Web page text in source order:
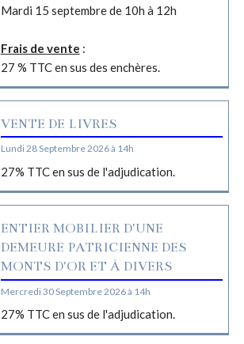
Mardi 15 septembre de 10h à 12h
Frais de vente :
27 % TTC en sus des enchères.
VENTE DE LIVRES
Lundi 28 Septembre 2026 à 14h
27% TTC en sus de l'adjudication.
ENTIER MOBILIER D'UNE
DEMEURE PATRICIENNE DES
MONTS D'OR ET À DIVERS
Mercredi 30 Septembre 2026 à 14h
27% TTC en sus de l'adjudication.